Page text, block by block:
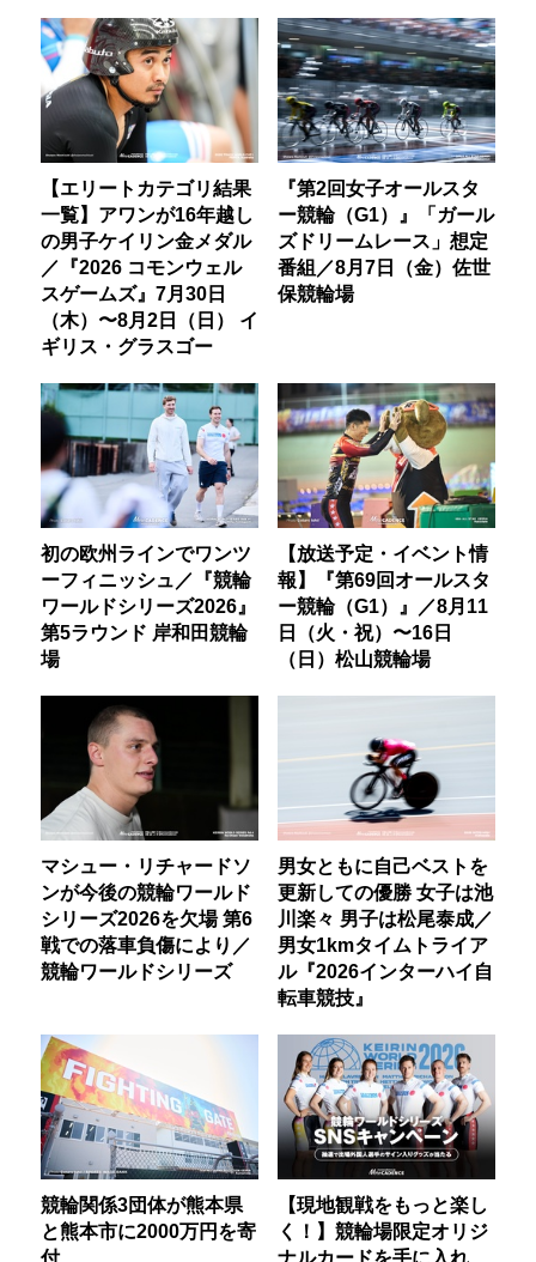
【エリートカテゴリ結果
一覧】アワンが16年越し
の男子ケイリン金メダル
／『2026 コモンウェル
スゲームズ』7月30日
（木）〜8月2日（日） イ
ギリス・グラスゴー
『第2回女子オールスタ
ー競輪（G1）』「ガール
ズドリームレース」想定
番組／8月7日（金）佐世
保競輪場
初の欧州ラインでワンツ
ーフィニッシュ／『競輪
ワールドシリーズ2026』
第5ラウンド 岸和田競輪
場
【放送予定・イベント情
報】『第69回オールスタ
ー競輪（G1）』／8月11
日（火・祝）〜16日
（日）松山競輪場
マシュー・リチャードソ
ンが今後の競輪ワールド
シリーズ2026を欠場 第6
戦での落車負傷により／
競輪ワールドシリーズ
男女ともに自己ベストを
更新しての優勝 女子は池
川楽々 男子は松尾泰成／
男女1kmタイムトライア
ル『2026インターハイ自
転車競技』
競輪関係3団体が熊本県
と熊本市に2000万円を寄
付
【現地観戦をもっと楽し
く！】競輪場限定オリジ
ナルカードを手に入れ